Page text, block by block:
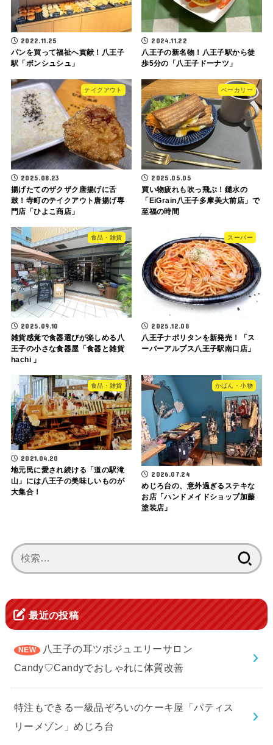
2022.11.25
パンを買って福祉へ貢献！八王子
駅「ボンシュシュ」
2024.11.22
八王子の新名物！八王子駅から徒
歩5分の「八王子ドーナツ」
テイクアウト
2025.08.23
揚げたてのザクザク唐揚げに舌
鼓！寺町のテイクアウト唐揚げ専
門店「ひよこ商店」
ベーカリー
2025.05.05
買い物疲れも吹っ飛ぶ！鑓水の
「EiGrain八王子多摩美大前店」で
至福の時間
食品・雑貨
2025.09.10
雑貨感覚で食器選びが楽しめる八
王子の小さな食器屋「食器と雑貨
hachi 」
スーパー
2025.12.08
八王子ナポリタンを新発売！「ス
ーパーアルプス八王子駅南口店」
食品・雑貨
2021.04.20
地元民に愛され続ける「道の駅滝
山」には八王子の美味しいものが
大集合！
かばん・小物
2026.07.24
めじろ台の、意外過ぎるステキな
お店「ハンドメイドショップ加藤
塗装店」
索:
最近の投稿
八王子の耳ツボジュエリーサロン
Candy♡Candyでおしゃれに体質改善
特注もできる一級品ぞろいのケーキ屋「パティス
リーメゾン」めじろ台